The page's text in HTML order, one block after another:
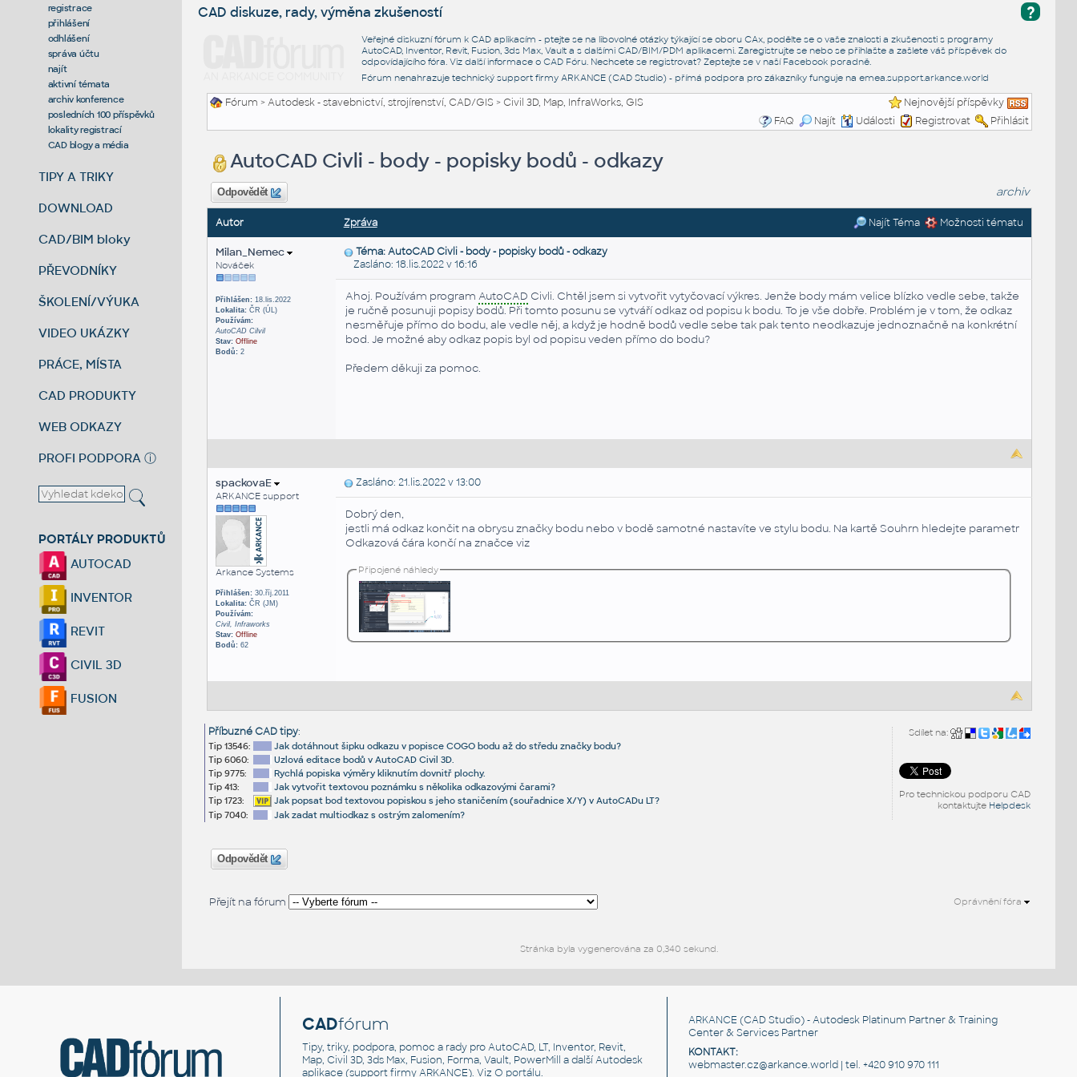
registrace
přihlášení
odhlášení
správa účtu
najít
aktivní témata
archiv konference
posledních 100 příspěvků
lokality registrací
CAD blogy a média
TIPY A TRIKY
DOWNLOAD
CAD/BIM bloky
PŘEVODNÍKY
ŠKOLENÍ/VÝUKA
VIDEO UKÁZKY
PRÁCE, MÍSTA
CAD PRODUKTY
WEB ODKAZY
PROFI PODPORA ⓘ
PORTÁLY PRODUKTŮ
AUTOCAD
INVENTOR
REVIT
CIVIL 3D
FUSION
?
CAD diskuze, rady, výměna zkušeností
Veřejné diskuzní fórum k CAD aplikacím - ptejte se na libovolné otázky týkající se oboru CAx, podělte se o vaše znalosti a zkušenosti s programy
AutoCAD, Inventor, Revit, Fusion, 3ds Max, Vault a s dalšími CAD/BIM/PDM aplikacemi. Zaregistrujte se nebo se přihlašte a zašlete váš příspěvek do
odpovídajícího fóra. Viz další informace o CAD Fóru. Nechcete se registrovat? Zeptejte se v naší Facebook poradně.
Fórum nenahrazuje technický support firmy ARKANCE (CAD Studio) - přímá podpora pro zákazníky funguje na emea.support.arkance.world
Fórum >Autodesk - stavebnictví, strojírenství, CAD/GIS> Civil 3D, Map, InfraWorks, GIS
Nejnovější příspěvky
FAQ
Najít Události Registrovat Přihlásit
AutoCAD Civli - body - popisky bodů - odkazy
Odpovědět archiv
Autor Zpráva Najít Téma Možnosti tématu
Milan_Nemec
Nováček
Přihlášen:18.lis.2022
Lokalita:ČR (ÚL)
Používám:
AutoCAD Cilvil
Stav: Offline
Bodů:2
Téma: AutoCAD Civli - body - popisky bodů - odkazy
Zasláno: 18.lis.2022 v 16:16
Ahoj. Používám program AutoCAD Civli. Chtěl jsem si vytvořit vytyčovací výkres. Jenže body mám velice blízko vedle sebe, takže
je ručně posunuji popisy bodů. Při tomto posunu se vytváří odkaz od popisu k bodu. To je vše dobře. Problém je v tom, že odkaz
nesměřuje přímo do bodu, ale vedle něj, a když je hodně bodů vedle sebe tak pak tento neodkazuje jednoznačně na konkrétní
bod. Je možné aby odkaz popis byl od popisu veden přímo do bodu?
Předem děkuji za pomoc.
spackovaE
ARKANCE support
Arkance Systems
Přihlášen:30.říj.2011
Lokalita:ČR (JM)
Používám:
Civil, Infraworks
Stav: Offline
Bodů:62
Zasláno: 21.lis.2022 v 13:00
Dobrý den,
jestli má odkaz končit na obrysu značky bodu nebo v bodě samotné nastavíte ve stylu bodu. Na kartě Souhrn hledejte parametr
Odkazová čára končí na značce viz
Připojené náhledy
Sdílet na:
Pro technickou podporu CAD
kontaktujte Helpdesk
Příbuzné CAD tipy:
Tip 13546:
Jak dotáhnout šipku odkazu v popisce COGO bodu až do středu značky bodu?
Tip 6060:
Uzlová editace bodů v AutoCAD Civil 3D.
Tip 9775:
Rychlá popiska výměry kliknutím dovnitř plochy.
Tip 413:
Jak vytvořit textovou poznámku s několika odkazovými čarami?
Tip 1723:
Jak popsat bod textovou popiskou s jeho staničením (souřadnice X/Y) v AutoCADu LT?
Tip 7040:
Jak zadat multiodkaz s ostrým zalomením?
Odpovědět
Přejít na fórum Oprávnění fóra
Stránka byla vygenerována za 0,340 sekund.
CADfórum
Tipy, triky, podpora, pomoc a rady pro AutoCAD, LT, Inventor, Revit,
Map, Civil 3D, 3ds Max, Fusion, Forma, Vault, PowerMill a další Autodesk
aplikace (support firmy ARKANCE). VizO portálu.
ARKANCE (CAD Studio) - Autodesk Platinum Partner & Training
Center & Services Partner
KONTAKT:
webmaster.cz@arkance.world | tel. +420 910 970 111